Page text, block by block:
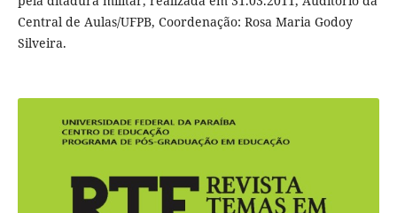
Central de Aulas/UFPB, Coordenação: Rosa Maria Godoy
Silveira.